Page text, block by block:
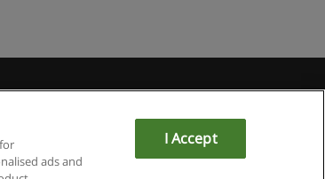
ads and
I Accept